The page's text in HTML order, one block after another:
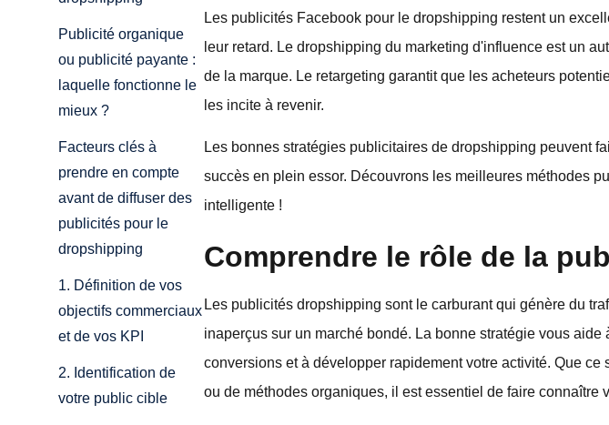
Publicité organique
ou publicité payante :
laquelle fonctionne le
mieux ?
Facteurs clés à
prendre en compte
avant de diffuser des
publicités pour le
dropshipping
1. Définition de vos
objectifs commerciaux
et de vos KPI
2. Identification de
votre public cible
Les publicités Facebook pour le dropshipping restent un
leur retard. Le dropshipping du marketing d'influence est un
de la marque. Le retargeting garantit que les acheteurs
les incite à revenir.
Les bonnes stratégies publicitaires de dropshipping peuvent
succès en plein essor. Découvrons les meilleures méthodes
intelligente !
Comprendre le rôle de la
Les publicités dropshipping sont le carburant qui génère du
inaperçus sur un marché bondé. La bonne stratégie vous
conversions et à développer rapidement votre activité. Que
ou de méthodes organiques, il est essentiel de faire connaître